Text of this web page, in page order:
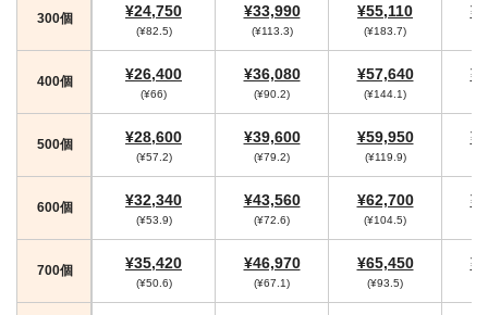
300個 ¥24,750
(¥82.5)
¥33,990
(¥113.3)
¥55,110
(¥183.7)
400個 ¥26,400
(¥66)
¥36,080
(¥90.2)
¥57,640
(¥144.1)
500個 ¥28,600
(¥57.2)
¥39,600
(¥79.2)
¥59,950
(¥119.9)
600個 ¥32,340
(¥53.9)
¥43,560
(¥72.6)
¥62,700
(¥104.5)
700個 ¥35,420
(¥50.6)
¥46,970
(¥67.1)
¥65,450
(¥93.5)